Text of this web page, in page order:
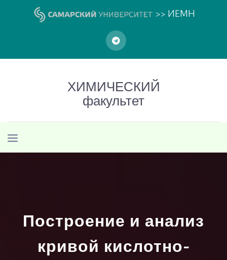
>> ИЕМН
ХИМИЧЕСКИЙ
факультет
Построение и анализ
кривой кислотно-